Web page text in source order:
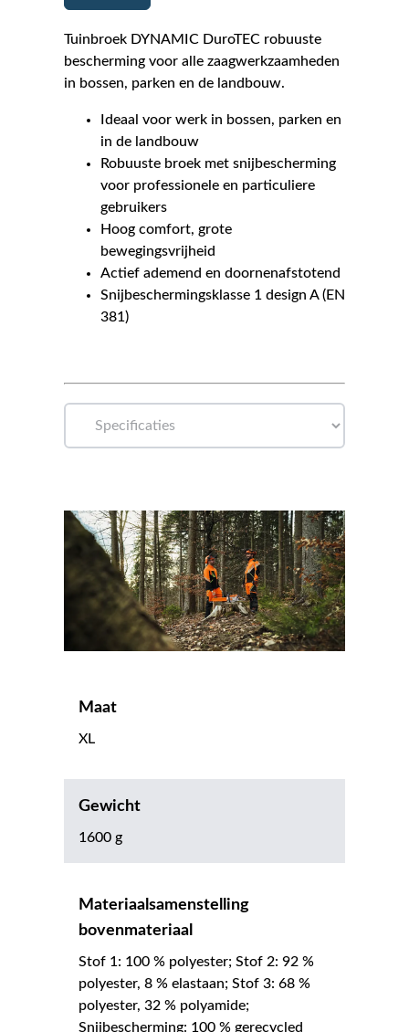
Tuinbroek DYNAMIC DuroTEC robuuste
bescherming voor alle zaagwerkzaamheden
in bossen, parken en de landbouw.
Ideaal voor werk in bossen, parken en
in de landbouw
Robuuste broek met snijbescherming
voor professionele en particuliere
gebruikers
Hoog comfort, grote
bewegingsvrijheid
Actief ademend en doornenafstotend
Snijbeschermingsklasse 1 design A (EN
381)
Maat
XL
Gewicht
1600 g
Materiaalsamenstelling
bovenmateriaal
Stof 1: 100 % polyester; Stof 2: 92 %
polyester, 8 % elastaan; Stof 3: 68 %
polyester, 32 % polyamide;
Snijbescherming: 100 % gerecycled